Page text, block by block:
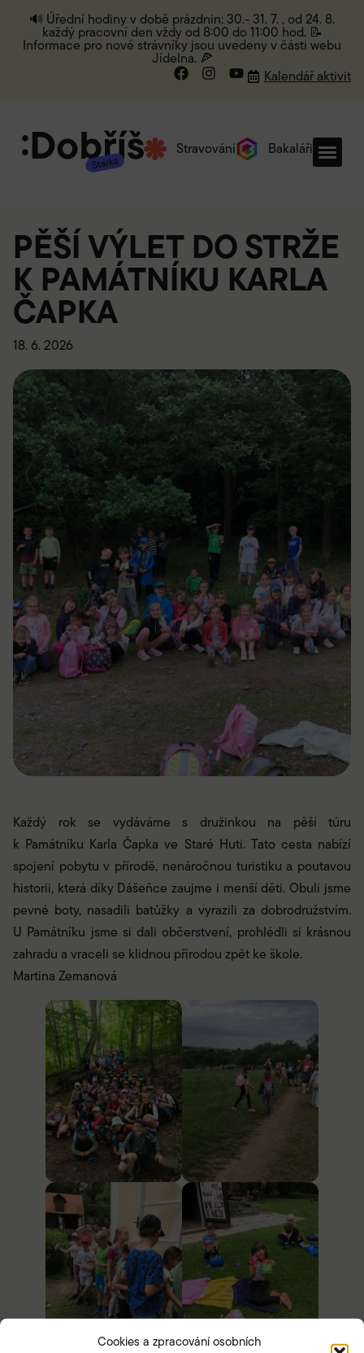
Cookies a zpracování osobních
🔊 Úřední hodiny v době prázdnin: 30.- 31. 7. , od 24. 8.
každý pracovní den vždy od 8:00 do 11:00 hod. 📝
Informace pro nové strávníky jsou uvedeny v části webu
Jídelna. 🍕
Kalendář aktivit
Stravování Bakaláři
PĚŠÍ VÝLET DO STRŽE
K PAMÁTNÍKU KARLA
ČAPKA
18. 6. 2026
Každý rok se vydáváme s družinkou na pěší túru
k Památníku Karla Čapka ve Staré Huti. Tato cesta nabízí
spojení pobytu v přírodě, nenáročnou turistiku a poutavou
historii, která díky Dášeňce zaujme i menší děti. Obuli jsme
pevné boty, nasadili batůžky a vyrazili za dobrodružstvím.
U Památníku jsme si dali občerstvení, prohlédli si krásnou
zahradu a vraceli se klidnou přírodou zpět ke škole.
Martina Zemanová